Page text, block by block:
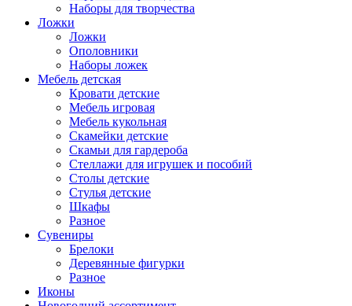
Наборы для творчества
Ложки
Ложки
Ополовники
Наборы ложек
Мебель детская
Кровати детские
Мебель игровая
Мебель кукольная
Скамейки детские
Скамьи для гардероба
Стеллажи для игрушек и пособий
Столы детские
Стулья детские
Шкафы
Разное
Сувениры
Брелоки
Деревянные фигурки
Разное
Иконы